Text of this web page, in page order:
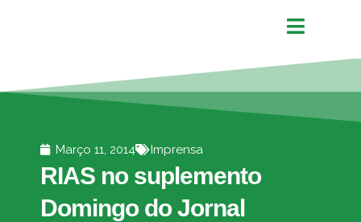
Março 11, 2014 Imprensa
RIAS no suplemento
Domingo do Jornal